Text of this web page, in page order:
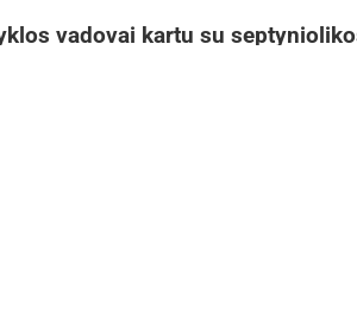
vadovai kartu su